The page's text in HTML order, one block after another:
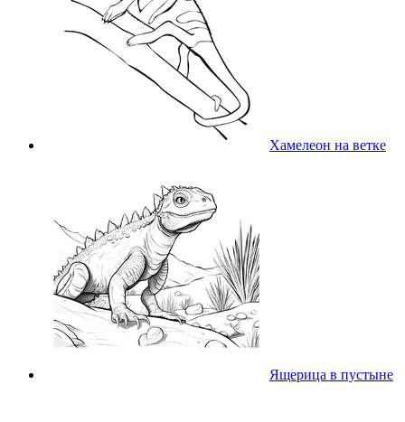
Хамелеон на ветке
Ящерица в пустыне